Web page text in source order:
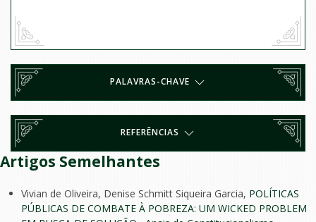
PALAVRAS-CHAVE
REFERÊNCIAS
Artigos Semelhantes
Vivian de Oliveira, Denise Schmitt Siqueira Garcia, POLÍTICAS
PÚBLICAS DE COMBATE À POBREZA: UM WICKED PROBLEM